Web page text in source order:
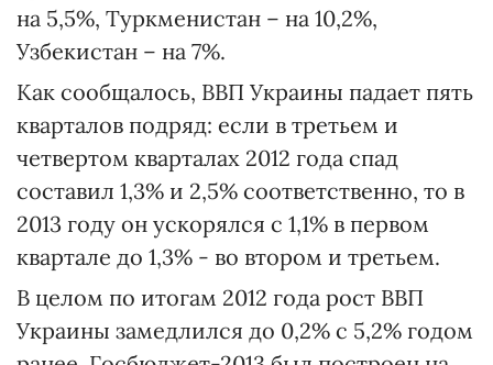
на 5,5%, Туркменистан – на 10,2%,
Узбекистан – на 7%.
Как сообщалось, ВВП Украины падает пять
кварталов подряд: если в третьем и
четвертом кварталах 2012 года спад
составил 1,3% и 2,5% соответственно, то в
2013 году он ускорялся с 1,1% в первом
квартале до 1,3% - во втором и третьем.
В целом по итогам 2012 года рост ВВП
Украины замедлился до 0,2% с 5,2% годом